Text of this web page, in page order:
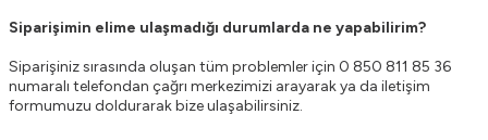
Siparişimin elime ulaşmadığı durumlarda ne yapabilirim?
Siparişiniz sırasında oluşan tüm problemler için 0 850 811 85 36
numaralı telefondan çağrı merkezimizi arayarak ya da iletişim
formumuzu doldurarak bize ulaşabilirsiniz.